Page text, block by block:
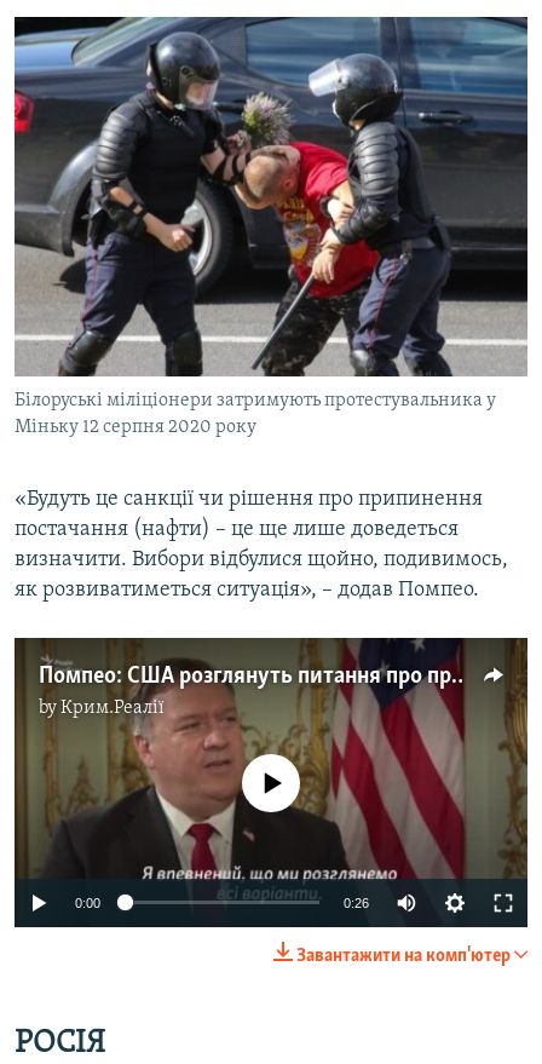
Білоруські міліціонери затримують протестувальника у
Міньку 12 серпня 2020 року
«Будуть це санкції чи рішення про припинення
постачання (нафти) – це ще лише доведеться
визначити. Вибори відбулися щойно, подивимось,
як розвиватиметься ситуація», – додав Помпео.
Помпео: США розглянуть питання про припинення поставок нафти до Білорусі (відео)
byКрим.Реалії
No media source currently available
0:00 0:26
Завантажити на комп'ютер
РОСІЯ